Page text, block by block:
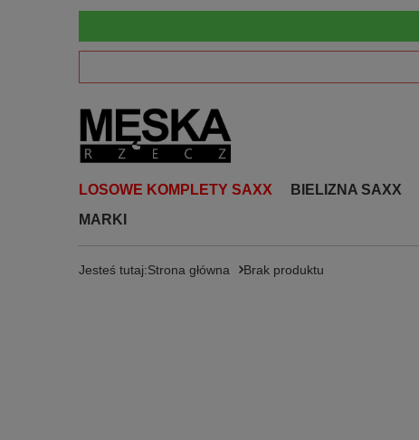
LOSOWE KOMPLETY SAXX BIELIZNA SAXX
MARKI
Jesteś tutaj:Strona główna Brak produktu